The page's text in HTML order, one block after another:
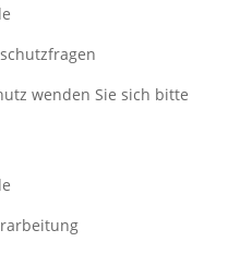
wenden Sie sich bitte